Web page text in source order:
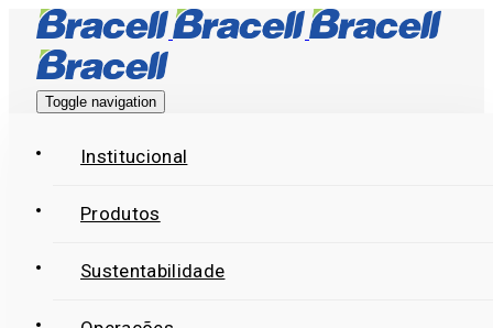
Skip
links
Skip
primary
Skip
Toggle navigation
Institucional
Produtos
Sustentabilidade